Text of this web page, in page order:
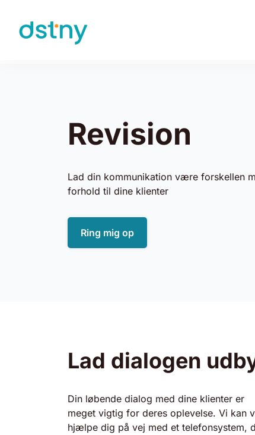
Skip to content
Revision
Lad din kommunikation være forskellen
forhold til dine klienter
Ring mig op
Lad dialogen
Din løbende dialog med dine klienter er
meget vigtig for deres oplevelse. Vi kan
hjælpe dig på vej med et telefonsystem,